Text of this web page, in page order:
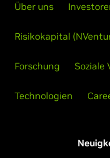
Über uns
Risikokapital
Forschung Soziale
Technologien